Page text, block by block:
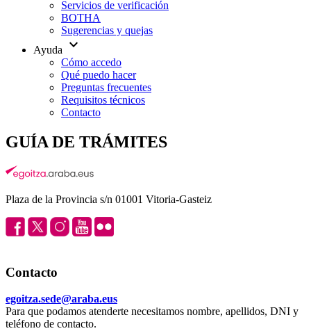
Servicios de verificación
BOTHA
Sugerencias y quejas
Ayuda
expand_more
Cómo accedo
Qué puedo hacer
Preguntas frecuentes
Requisitos técnicos
Contacto
GUÍA DE TRÁMITES
Plaza de la Provincia s/n 01001 Vitoria-Gasteiz
Contacto
egoitza.sede@araba.eus
Para que podamos atenderte necesitamos nombre, apellidos, DNI y
teléfono de contacto.